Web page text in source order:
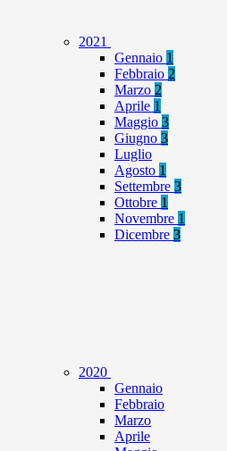
2021
Gennaio 1
Febbraio 2
Marzo 2
Aprile 1
Maggio 3
Giugno 3
Luglio
Agosto 1
Settembre 3
Ottobre 1
Novembre 1
Dicembre 3
2020
Gennaio
Febbraio
Marzo
Aprile